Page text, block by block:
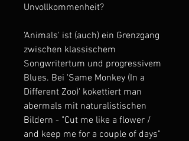
Unvollkommenheit?
'Animals' ist (auch) ein Grenzgang
zwischen klassischem
Songwritertum und progressivem
Blues. Bei 'Same Monkey (In a
Different Zoo)' kokettiert man
abermals mit naturalistischen
Bildern - "Cut me like a flower /
and keep me for a couple of days"